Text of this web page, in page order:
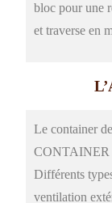
bloc pour une
et traverse en
Le container
CONTAINER
Différents
ventilation